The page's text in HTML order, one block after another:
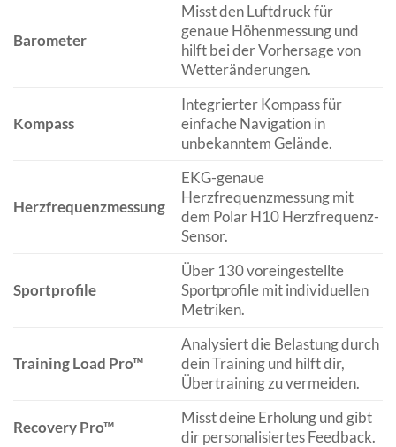
Barometer
Misst den Luftdruck für
genaue Höhenmessung und
hilft bei der Vorhersage von
Wetteränderungen.
Kompass
Integrierter Kompass für
einfache Navigation in
unbekanntem Gelände.
Herzfrequenzmessung
EKG-genaue
Herzfrequenzmessung mit
dem Polar H10 Herzfrequenz-
Sensor.
Sportprofile
Über 130 voreingestellte
Sportprofile mit individuellen
Metriken.
Training Load Pro™
Analysiert die Belastung durch
dein Training und hilft dir,
Übertraining zu vermeiden.
Recovery Pro™
Misst deine Erholung und gibt
dir personalisiertes Feedback.